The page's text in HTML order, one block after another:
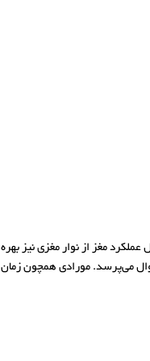
مغز از نوار مغزی نیز بهره
می‌پرسد. مورادی همچون